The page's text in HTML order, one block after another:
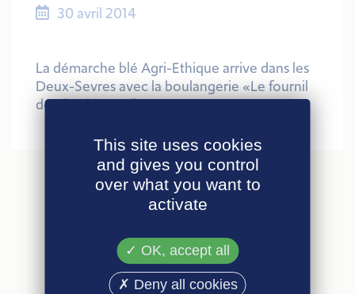
30 avril 2014
La démarche blé Agri-Ethique arrive dans les
Deux-Sevres avec la boulangerie «Le fournil
de Vicaria», avril 2014
ARTICLES
SIMILAIRES
This site uses cookies
and gives you control
over what you want to
activate
OK, accept all
Deny all cookies